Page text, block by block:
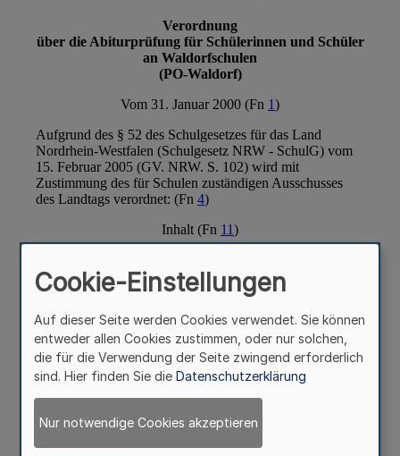
Cookie-Einstellungen
Auf dieser Seite werden Cookies verwendet. Sie können
entweder allen Cookies zustimmen, oder nur solchen,
die für die Verwendung der Seite zwingend erforderlich
sind. Hier finden Sie die Datenschutzerklärung
Nur notwendige Cookies akzeptieren